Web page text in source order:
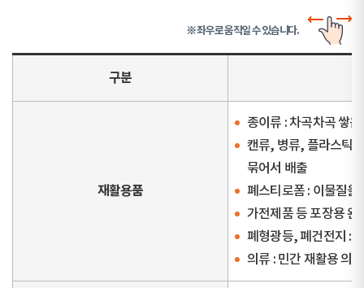
※ 좌우로 움직일 수 있습니다.
구분
재활용품
종이류 : 차곡차곡 쌓
캔류, 병류, 플라스틱
묶어서 배출
폐스티로폼 : 이물질을
가전제품 등 포장용 완
폐형광등, 폐건전지 :
의류 : 민간 재활용 의